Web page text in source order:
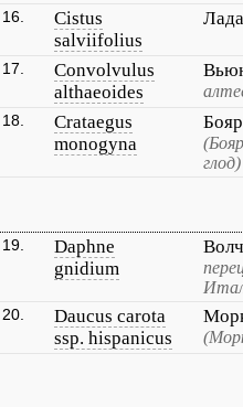
16.
Cistus
salviifolius
17.
Convolvulus
althaeoides
18.
Crataegus
monogyna
глод)
19.
Daphne
gnidium
20.
Daucus carota
ssp. hispanicus